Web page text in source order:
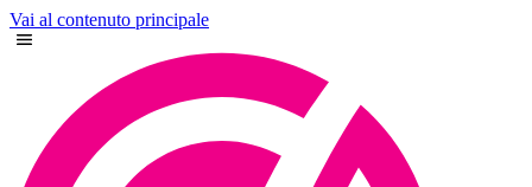
Vai al contenuto principale